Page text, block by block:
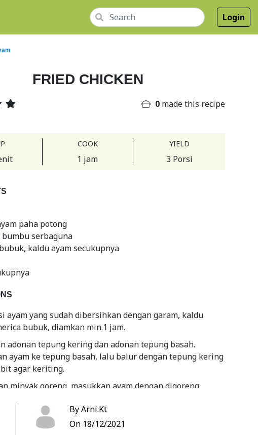
Login
FRIED CHICKEN
0 made this recipe
COOK
1 jam
YIELD
3 Porsi
paha potong
bumbu serbaguna
kaldu ayam secukupnya
ayam yang sudah dibersihkan dengan garam, kaldu
bubuk, diamkan min.1 jam.
adonan tepung kering dan adonan tepung basah.
ayam ke tepung basah, lalu balur dengan tepung kering
agar keriting.
minyak goreng, masukkan ayam dengan digoreng
Bookmark
By Arni.Kt
On 18/12/2021